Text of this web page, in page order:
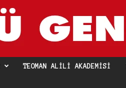
TEOMAN ALILI AKADEMISI